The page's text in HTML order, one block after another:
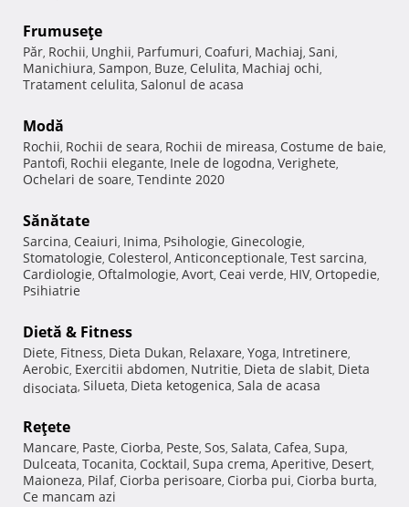
Frumuseţe
Păr, Rochii, Unghii, Parfumuri, Coafuri, Machiaj, Sani,
Manichiura, Sampon, Buze, Celulita, Machiaj ochi,
Tratament celulita, Salonul de acasa
Modă
Rochii, Rochii de seara, Rochii de mireasa, Costume de baie,
Pantofi, Rochii elegante, Inele de logodna, Verighete,
Ochelari de soare, Tendinte 2020
Sănătate
Sarcina, Ceaiuri, Inima, Psihologie, Ginecologie,
Stomatologie, Colesterol, Anticonceptionale, Test sarcina,
Cardiologie, Oftalmologie, Avort, Ceai verde, HIV, Ortopedie,
Psihiatrie
Dietă & Fitness
Diete, Fitness, Dieta Dukan, Relaxare, Yoga, Intretinere,
Aerobic, Exercitii abdomen, Nutritie, Dieta de slabit, Dieta
disociata, Silueta, Dieta ketogenica, Sala de acasa
Reţete
Mancare, Paste, Ciorba, Peste, Sos, Salata, Cafea, Supa,
Dulceata, Tocanita, Cocktail, Supa crema, Aperitive, Desert,
Maioneza, Pilaf, Ciorba perisoare, Ciorba pui, Ciorba burta,
Ce mancam azi